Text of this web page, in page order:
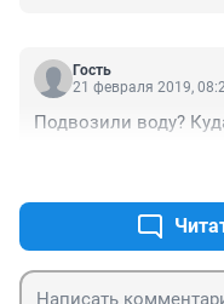
Гость
21 февраля 2019,
Подвозили воду?